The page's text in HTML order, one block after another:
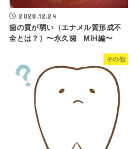
2020.12.24
歯の質が弱い（エナメル質形成不
全とは？）〜永久歯 MIH編〜
その他